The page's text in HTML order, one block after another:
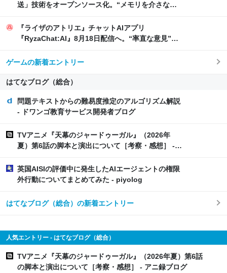
送」技術をオープンソース化。“メモリを介さな
『ライザのアトリエ』チャットAIアプリ
『RyzaChat:AI』8月18日配信へ。“率直な意見”も
ゲームの新着エントリー
はてなブログ（総合）
問題テキストからの難易度推定のアルゴリズム解説
- ドワンゴ教育サービス開発者ブログ
TVアニメ『天幕のジャードゥーガル』（2026年
夏）第6話の脚本と演出について［考察・感想］ -
英国AISIの評価中に発生したAIエージェントの権限
外行動についてまとめてみた - piyolog
はてなブログ（総合）の新着エントリー
人気エントリー - はてなブログ（総合）
TVアニメ『天幕のジャードゥーガル』（2026年夏）第6話
の脚本と演出について［考察・感想］ - アニ録ブログ